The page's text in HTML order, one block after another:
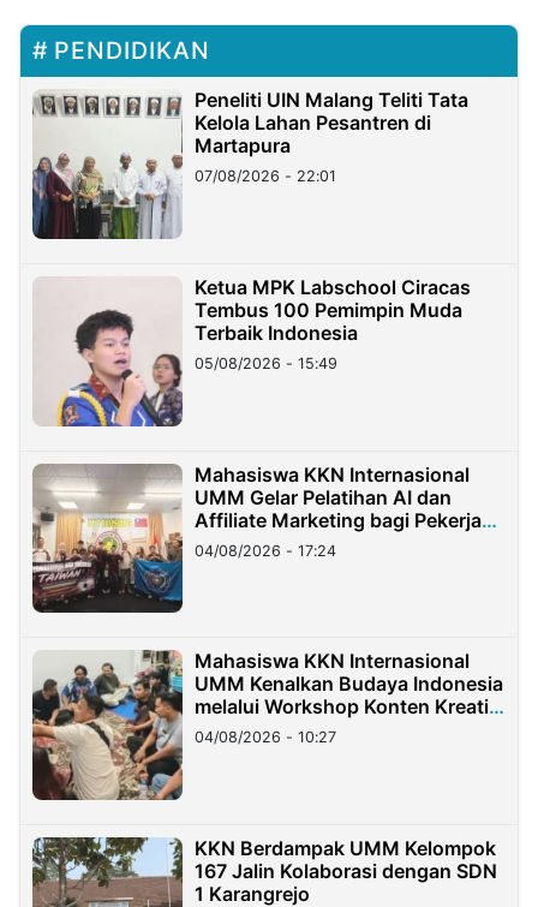
PENDIDIKAN
Peneliti UIN Malang Teliti Tata
Kelola Lahan Pesantren di
Martapura
07/08/2026 - 22:01
Ketua MPK Labschool Ciracas
Tembus 100 Pemimpin Muda
Terbaik Indonesia
05/08/2026 - 15:49
Mahasiswa KKN Internasional
UMM Gelar Pelatihan AI dan
Affiliate Marketing bagi Pekerja
Migran Indonesia di Taiwan
04/08/2026 - 17:24
Mahasiswa KKN Internasional
UMM Kenalkan Budaya Indonesia
melalui Workshop Konten Kreatif
di Taiwan
04/08/2026 - 10:27
KKN Berdampak UMM Kelompok
167 Jalin Kolaborasi dengan SDN
1 Karangrejo